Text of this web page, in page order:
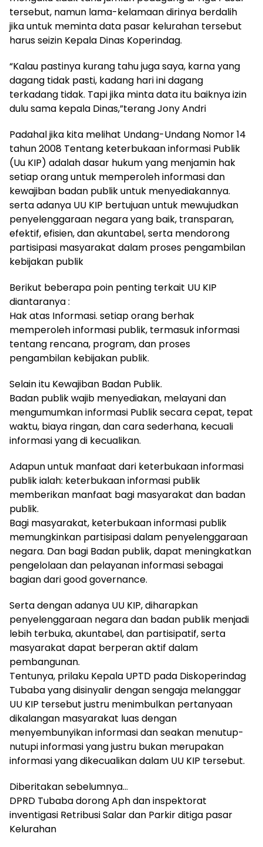
tersebut, namun lama-kelamaan dirinya berdalih
jika untuk meminta data pasar kelurahan tersebut
harus seizin Kepala Dinas Koperindag.
“Kalau pastinya kurang tahu juga saya, karna yang
dagang tidak pasti, kadang hari ini dagang
terkadang tidak. Tapi jika minta data itu baiknya izin
dulu sama kepala Dinas,”terang Jony Andri
Padahal jika kita melihat Undang-Undang Nomor 14
tahun 2008 Tentang keterbukaan informasi Publik
(Uu KIP) adalah dasar hukum yang menjamin hak
setiap orang untuk memperoleh informasi dan
kewajiban badan publik untuk menyediakannya.
serta adanya UU KIP bertujuan untuk mewujudkan
penyelenggaraan negara yang baik, transparan,
efektif, efisien, dan akuntabel, serta mendorong
partisipasi masyarakat dalam proses pengambilan
kebijakan publik
Berikut beberapa poin penting terkait UU KIP
diantaranya :
Hak atas Informasi. setiap orang berhak
memperoleh informasi publik, termasuk informasi
tentang rencana, program, dan proses
pengambilan kebijakan publik.
Selain itu Kewajiban Badan Publik.
Badan publik wajib menyediakan, melayani dan
mengumumkan informasi Publik secara cepat, tepat
waktu, biaya ringan, dan cara sederhana, kecuali
informasi yang di kecualikan.
Adapun untuk manfaat dari keterbukaan informasi
publik ialah: keterbukaan informasi publik
memberikan manfaat bagi masyarakat dan badan
publik.
Bagi masyarakat, keterbukaan informasi publik
memungkinkan partisipasi dalam penyelenggaraan
negara. Dan bagi Badan publik, dapat meningkatkan
pengelolaan dan pelayanan informasi sebagai
bagian dari good governance.
Serta dengan adanya UU KIP, diharapkan
penyelenggaraan negara dan badan publik menjadi
lebih terbuka, akuntabel, dan partisipatif, serta
masyarakat dapat berperan aktif dalam
pembangunan.
Tentunya, prilaku Kepala UPTD pada Diskoperindag
Tubaba yang disinyalir dengan sengaja melanggar
UU KIP tersebut justru menimbulkan pertanyaan
dikalangan masyarakat luas dengan
menyembunyikan informasi dan seakan menutup-
nutupi informasi yang justru bukan merupakan
informasi yang dikecualikan dalam UU KIP tersebut.
Diberitakan sebelumnya…
DPRD Tubaba dorong Aph dan inspektorat
inventigasi Retribusi Salar dan Parkir ditiga pasar
Kelurahan